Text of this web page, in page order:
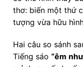
thơ: biến một thứ
tượng vừa hữu
Hai câu so sánh
Tiếng sáo “êm